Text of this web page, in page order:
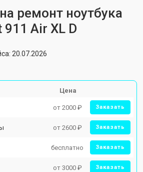
ремонт ноутбука
Air XL D
20.07.2026
Цена
от 2000 ₽ Заказать
от 2600 ₽ Заказать
бесплатно Заказать
от 3000 ₽ Заказать